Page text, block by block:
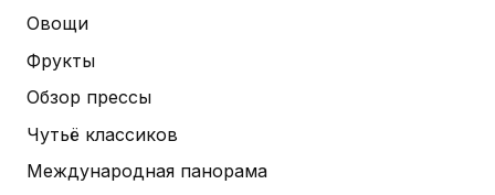
Овощи
Фрукты
Обзор прессы
Чутьё классиков
Международная панорама